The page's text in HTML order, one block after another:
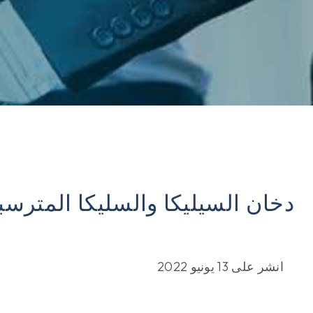
دخان السيليكا والسليكا
انشر على 13 يونيو 2022